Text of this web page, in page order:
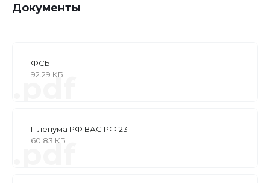
Документы
ФСБ
92.29 КБ
.pdf
Пленума РФ ВАС РФ 23
60.83 КБ
.pdf